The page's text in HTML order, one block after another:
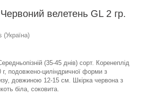
велетень GL 2 гр.
(35-45 днів) сорт. Коренеплід
подовжено-циліндричної форми з
довжиною 12-15 см. Шкірка червона з
біла, соковита.